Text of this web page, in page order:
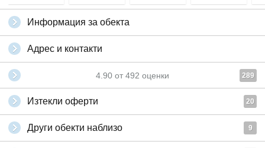
Информация за обекта
Адрес и контакти
4.90 от 492 оценки 289
Изтекли оферти 20
Други обекти наблизо 9